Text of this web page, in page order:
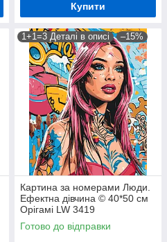
Купити
1+1=3 Деталі в описі –15%
Картина за номерами Люди.
Ефектна дівчина © 40*50 см
Орігамі LW 3419
Готово до відправки